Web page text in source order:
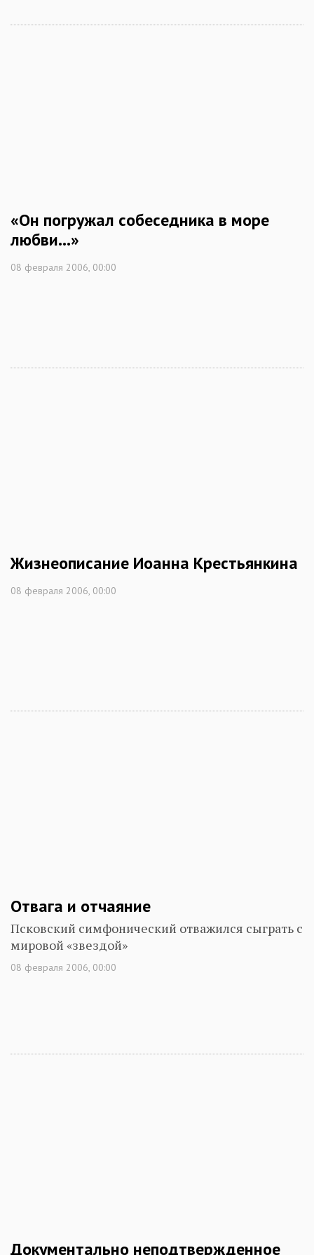
«Он погружал собеседника в море
любви…»
08 февраля 2006, 00:00
Жизнеописание Иоанна Крестьянкина
08 февраля 2006, 00:00
Отвага и отчаяние
Псковский симфонический отважился сыграть с
мировой «звездой»
08 февраля 2006, 00:00
Документально неподтвержденное